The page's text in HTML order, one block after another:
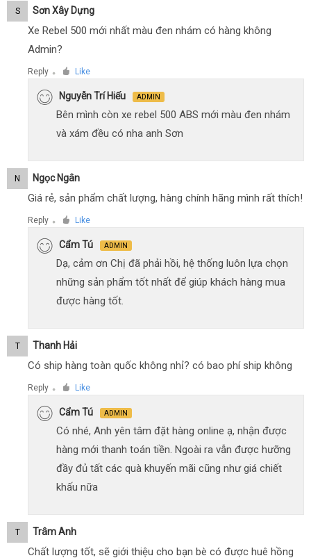
S Sơn Xây Dựng
Xe Rebel 500 mới nhất màu đen nhám có hàng không
Admin?
Reply ● Like
Nguyễn Trí Hiếu ADMIN
Bên mình còn xe rebel 500 ABS mới màu đen nhám
và xám đều có nha anh Sơn
N Ngọc Ngân
Giá rẻ, sản phẩm chất lượng, hàng chính hãng mình rất thích!
Reply ● Like
Cẩm Tú ADMIN
Dạ, cảm ơn Chị đã phải hồi, hệ thống luôn lựa chọn
những sản phẩm tốt nhất để giúp khách hàng mua
được hàng tốt.
T Thanh Hải
Có ship hàng toàn quốc không nhỉ? có bao phí ship không
Reply ● Like
Cẩm Tú ADMIN
Có nhé, Anh yên tâm đặt hàng online ạ, nhận được
hàng mới thanh toán tiền. Ngoài ra vẫn được hưỡng
đầy đủ tất các quà khuyến mãi cũng như giá chiết
khấu nữa
T Trâm Anh
Chất lượng tốt, sẽ giới thiệu cho bạn bè có được huê hồng